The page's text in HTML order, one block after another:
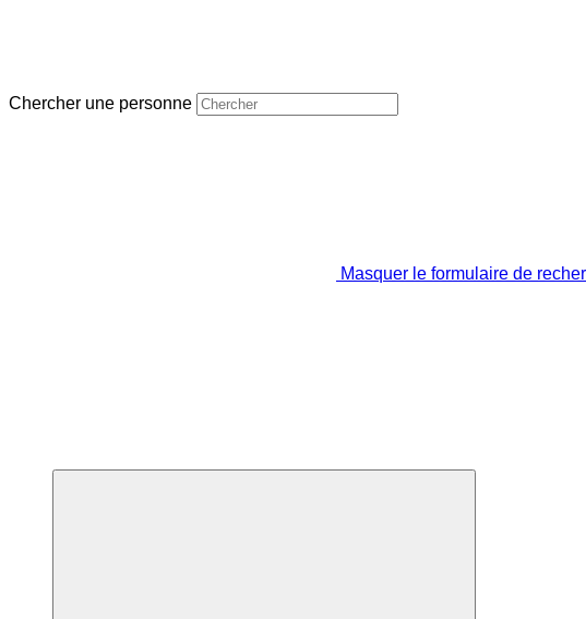
Chercher une personne
Masquer le formulaire de